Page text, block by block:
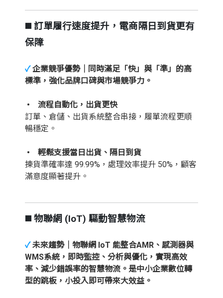
◼️ 訂單履行速度提升，電商隔日到貨更有
保障
✓ 企業競爭優勢｜同時滿足「快」與「準」的高
標準，強化品牌口碑與市場競爭力。
• 流程自動化，出貨更快
訂單、倉儲、出貨系統整合串接，履單流程更順
暢穩定。
• 輕鬆支援當日出貨、隔日到貨
揀貨準確率達 99.99%，處理效率提升 50%，顧客
滿意度顯著提升。
◼️ 物聯網 (IoT) 驅動智慧物流
✓ 未來趨勢｜物聯網 IoT 能整合AMR、感測器與
WMS系統，即時監控、分析與優化，實現高效
率、減少錯誤率的智慧物流。是中小企業數位轉
型的跳板，小投入即可帶來大效益。